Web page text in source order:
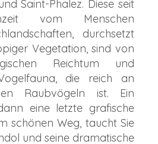
Saint-Phalez. Diese seit
vom Menschen
durchsetzt
Vegetation, sind von
Reichtum und
die reich an
Raubvögeln ist. Ein
eine letzte grafische
schönen Weg, taucht Sie
und seine dramatische